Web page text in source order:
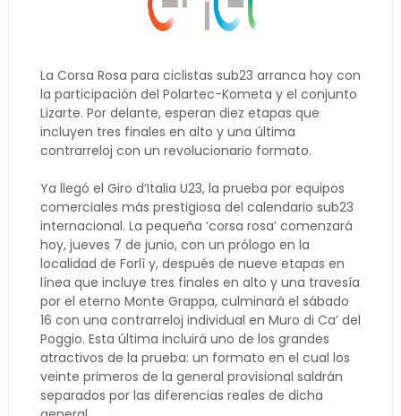
La Corsa Rosa para ciclistas sub23 arranca hoy con
la participación del Polartec-Kometa y el conjunto
Lizarte. Por delante, esperan diez etapas que
incluyen tres finales en alto y una última
contrarreloj con un revolucionario formato.
Ya llegó el Giro d’Italia U23, la prueba por equipos
comerciales más prestigiosa del calendario sub23
internacional. La pequeña ‘corsa rosa’ comenzará
hoy, jueves 7 de junio, con un prólogo en la
localidad de Forlì y, después de nueve etapas en
línea que incluye tres finales en alto y una travesía
por el eterno Monte Grappa, culminará el sábado
16 con una contrarreloj individual en Muro di Ca’ del
Poggio. Esta última incluirá uno de los grandes
atractivos de la prueba: un formato en el cual los
veinte primeros de la general provisional saldrán
separados por las diferencias reales de dicha